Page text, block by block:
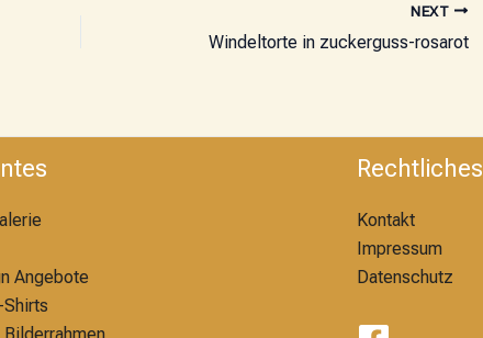
NEXT
Windeltorte in zuckerguss-rosarot
Angebote
Shirts
Rechtliches
Kontakt
Impressum
Datenschutz